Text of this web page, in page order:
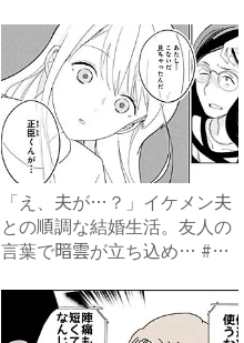
「え、夫が…？」イケメン夫
との順調な結婚生活。友人の
言葉で暗雲が立ち込め… #